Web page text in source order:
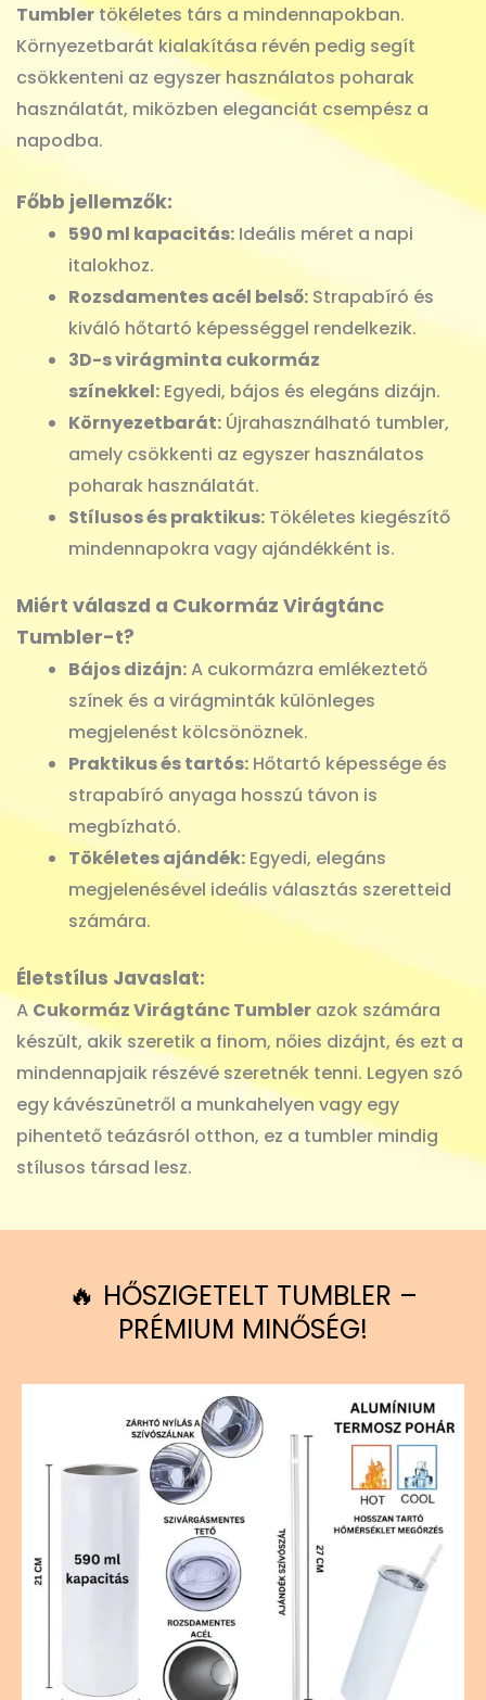
Tumblertökéletes társ a mindennapokban.
Környezetbarát kialakítása révén pedig segít
csökkenteni az egyszer használatos poharak
használatát, miközben eleganciát csempész a
napodba.
Főbb jellemzők:
590 ml kapacitás: Ideális méret a napi
italokhoz.
Rozsdamentes acél belső: Strapabíró és
kiváló hőtartó képességgel rendelkezik.
3D-s virágminta cukormáz
színekkel: Egyedi, bájos és elegáns dizájn.
Környezetbarát: Újrahasználható tumbler,
amely csökkenti az egyszer használatos
poharak használatát.
Stílusos és praktikus: Tökéletes kiegészítő
mindennapokra vagy ajándékként is.
Miért válaszd a Cukormáz Virágtánc
Tumbler-t?
Bájos dizájn:A cukormázra emlékeztető
színek és a virágminták különleges
megjelenést kölcsönöznek.
Praktikus és tartós: Hőtartó képessége és
strapabíró anyaga hosszú távon is
megbízható.
Tökéletes ajándék: Egyedi, elegáns
megjelenésével ideális választás szeretteid
számára.
Életstílus Javaslat:
ACukormáz Virágtánc Tumbler azok számára
készült, akik szeretik a finom, nőies dizájnt, és ezt a
mindennapjaik részévé szeretnék tenni. Legyen szó
egy kávészünetről a munkahelyen vagy egy
pihentető teázásról otthon, ez a tumbler mindig
stílusos társad lesz.
🔥 HŐSZIGETELT TUMBLER –
PRÉMIUM MINŐSÉG!